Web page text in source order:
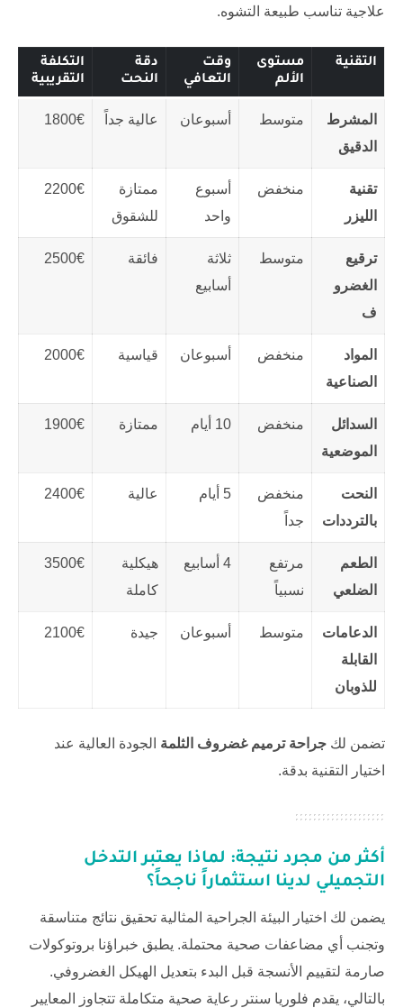
علاجية تناسب طبيعة التشوه.
التقنية
مستوى
الألم
وقت
التعافي
دقة
النحت
التكلفة
التقريبية
المشرط
الدقيق
متوسط أسبوعان عالية جداً 1800€
تقنية
الليزر
منخفض
أسبوع
واحد
ممتازة
للشقوق
2200€
ترقيع
الغضرو
ف
متوسط
ثلاثة
أسابيع
فائقة 2500€
المواد
الصناعية
منخفض أسبوعان قياسية 2000€
السدائل
الموضعية
منخفض 10 أيام ممتازة 1900€
النحت
بالترددات
منخفض
جداً
5 أيام عالية 2400€
الطعم
الضلعي
مرتفع
نسبياً
4 أسابيع
هيكلية
كاملة
3500€
الدعامات
القابلة
للذوبان
متوسط أسبوعان جيدة 2100€
تضمن لك جراحة ترميم غضروف الثلمة الجودة العالية عند
اختيار التقنية بدقة.
أكثر من مجرد نتيجة: لماذا يعتبر التدخل
التجميلي لدينا استثماراً ناجحاً؟
يضمن لك اختيار البيئة الجراحية المثالية تحقيق نتائج متناسقة
وتجنب أي مضاعفات صحية محتملة. يطبق خبراؤنا بروتوكولات
صارمة لتقييم الأنسجة قبل البدء بتعديل الهيكل الغضروفي.
بالتالي، يقدم فلوريا سنتر رعاية صحية متكاملة تتجاوز المعايير